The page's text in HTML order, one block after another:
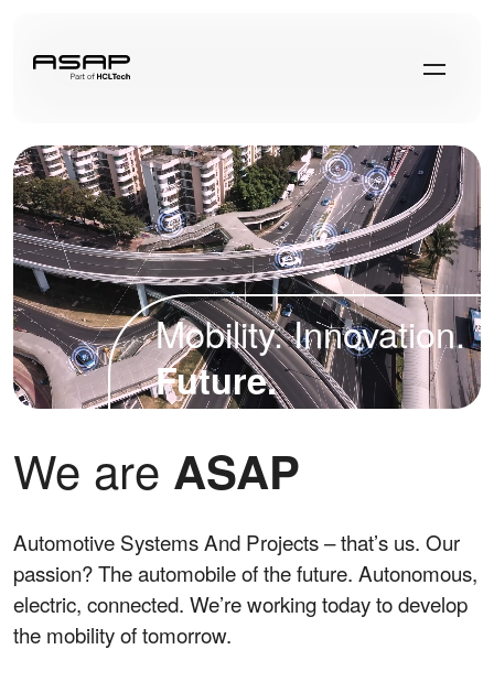
Mobility. Innovation.
Future.
We are ASAP
Automotive Systems And Projects – that’s us. Our
passion? The automobile of the future. Autonomous,
electric, connected. We’re working today to develop
the mobility of tomorrow.